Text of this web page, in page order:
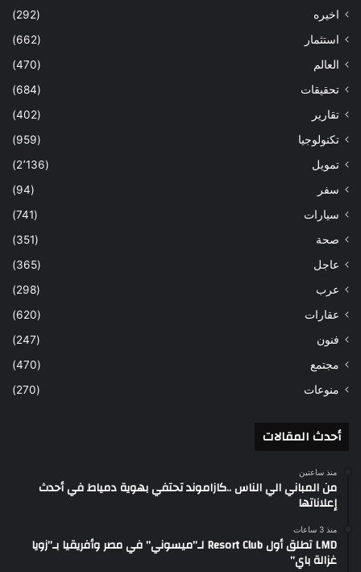
اخيره
(292)
استثمار
(662)
العالم
(470)
تحقيقات
(684)
تقارير
(402)
تكنولوجيا
(959)
تمويل
(2٬136)
سفر
(94)
سيارات
(741)
صحة
(351)
عاجل
(365)
عرب
(298)
عقارات
(620)
فنون
(247)
مجتمع
(470)
منوعات
(270)
أحدث المقالات
منذ ساعتين
من المباني الي الناس ..كازاموند تحتفي بهوية دمياط في أحدث
إعلاناتها
منذ 3 ساعات
LMD تطلق أول Resort Club لـ”ميسوني” في مصر وأفريقيا بـ”زويا
غزالة باي”